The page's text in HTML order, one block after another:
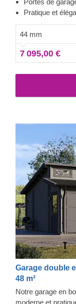
de garage sont
un emplacement
ALTERNATIVE
Pratique et
44 mm
7 095,00 €
Garage double
48 m²
Notre garage en